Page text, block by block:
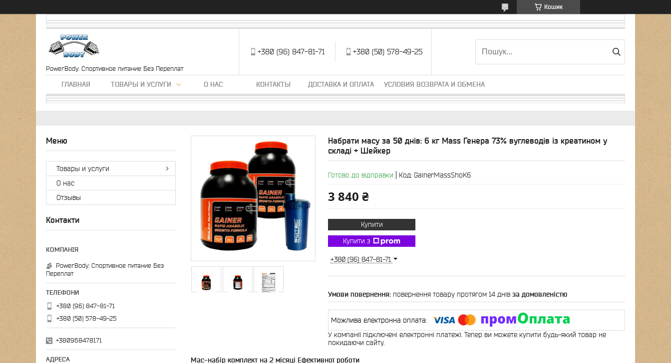
Кошик
PowerBody: Спортивное питание Без Переплат
+380 (96) 847-81-71 +380 (50) 578-49-25
ГЛАВНАЯ ТОВАРЫ И УСЛУГИ О НАС КОНТАКТЫ ДОСТАВКА И ОПЛАТА УСЛОВИЯ ВОЗВРАТА И ОБМЕНА
Набрати масу за 50 днів: 6 кг Mass Генера 73% вуглеводів із креатином у
складі + Шейкер
Готово до відправки Код: GainerMassShoK6
3 840 ₴
Купити
Купити з
+380 (96) 847-81-71
повернення товару протягом 14 днів за домовленістю
У компанії підключені електронні платежі. Тепер ви можете купити будь-який товар не
покидаючи сайту.
Мас-набір комплект на 2 місяці Ефективної роботи
Товары и услуги
О нас
Отзывы
Контакти
PowerBody: Спортивное питание Без
Переплат
+380 (96) 847-81-71
+380 (50) 578-49-25
+380968478171